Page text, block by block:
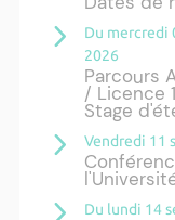
Du mercredi
2026
Parcours
/ Licence
Stage
Vendredi 11
Du lundi 14